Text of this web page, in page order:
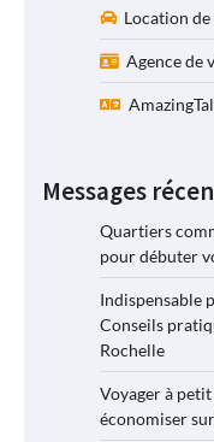
Location de
Agence de
Messages
Quartiers
pour débuter
Indispensable
Conseils
Rochelle
Voyager à
économiser